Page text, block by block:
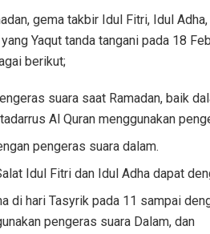
gema takbir Idul Fitri, Idul
Yaqut tanda tangani pada 18
berikut;
suara saat Ramadan, baik
Al Quran menggunakan
pengeras suara dalam.
Idul Fitri dan Idul Adha dapat
di hari Tasyrik pada 11 sampai
pengeras suara Dalam, dan